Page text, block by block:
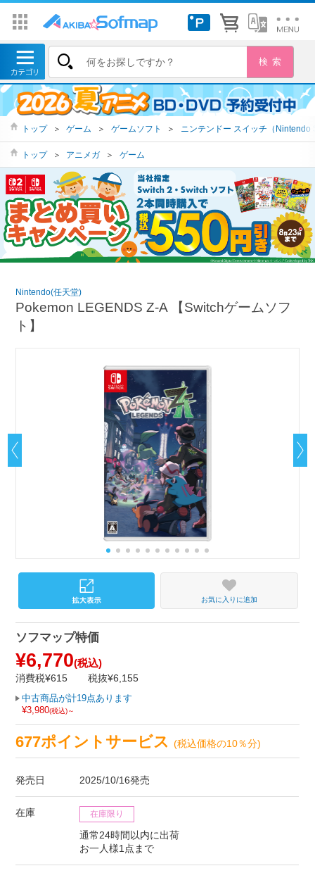
トップ ＞ ゲーム ＞ ゲームソフト ＞ ニンテンドー スイッチ（Nintendo
トップ ＞ アニメガ ＞ ゲーム
Nintendo(任天堂)
Pokemon LEGENDS Z-A 【Switchゲームソフ
ト】
お気に入りに追加
ソフマップ特価
¥6,770(税込)
消費税¥615 税抜¥6,155
中古商品が計19点あります
¥3,980(税込)～
677ポイントサービス(税込価格の10％分)
発売日 2025/10/16発売
在庫 在庫限り
通常24時間以内に出荷
お一人様1点まで